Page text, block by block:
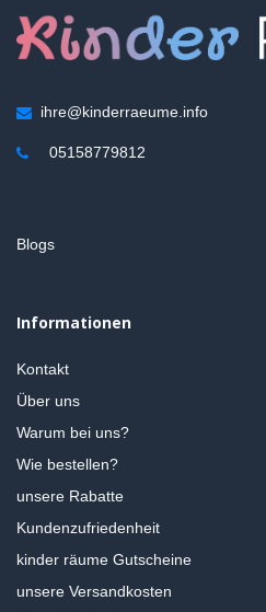
ihre@kinderraeume.info
05158779812
Blogs
Informationen
Kontakt
Über uns
Warum bei uns?
Wie bestellen?
unsere Rabatte
Kundenzufriedenheit
kinder räume Gutscheine
unsere Versandkosten